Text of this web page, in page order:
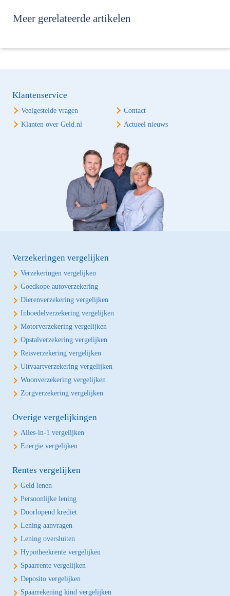
Meer gerelateerde artikelen
Klantenservice
Veelgestelde vragen
Contact
Klanten over Geld.nl
Actueel nieuws
Verzekeringen vergelijken
Verzekeringen vergelijken
Goedkope autoverzekering
Dierenverzekering vergelijken
Inboedelverzekering vergelijken
Motorverzekering vergelijken
Opstalverzekering vergelijken
Reisverzekering vergelijken
Uitvaartverzekering vergelijken
Woonverzekering vergelijken
Zorgverzekering vergelijken
Overige vergelijkingen
Alles-in-1 vergelijken
Energie vergelijken
Rentes vergelijken
Geld lenen
Persoonlijke lening
Doorlopend krediet
Lening aanvragen
Lening oversluiten
Hypotheekrente vergelijken
Spaarrente vergelijken
Deposito vergelijken
Spaarrekening kind vergelijken